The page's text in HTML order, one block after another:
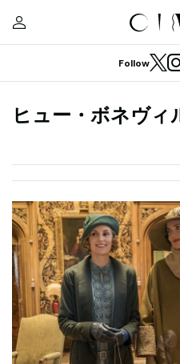
Follow
ヒュー・ボネヴィ